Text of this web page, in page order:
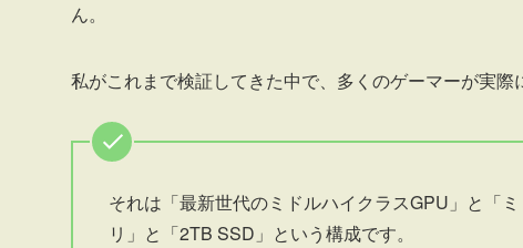
ん。
私がこれまで検証してきた中で、多くのゲーマーが実
それは「最新世代のミドルハイクラスGPU」と「
リ」と「2TB SSD」という構成です。